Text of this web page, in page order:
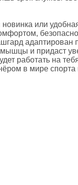
или
адаптирован
и придаст
работать на
в мире спорта